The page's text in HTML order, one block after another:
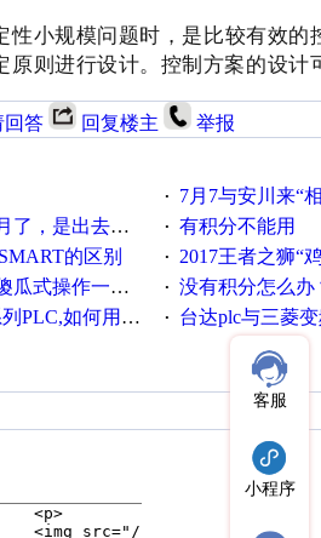
性小规模问题时，是比较有效
原则进行设计。控制方案的设计
回答 回复楼主 举报
· 7月7与安川来“
祸所致:大家工作都要特别注意啊 · 有积分不能用
的区别 · 2017王者之狮“鸡”情签到
装，一键即可实现自动备份或还原系统。 · 没有积分怎么办
态王中可以自由输入！拜托各位大神了！ · 台达plc与三菱
客服
小程序